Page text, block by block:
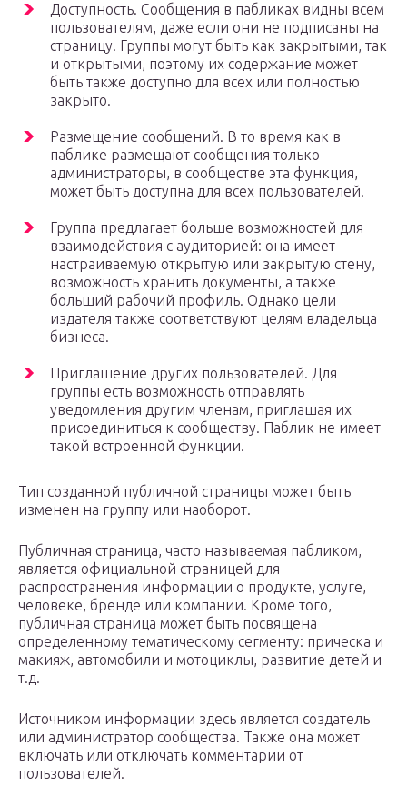
Доступность. Сообщения в пабликах видны всем
пользователям, даже если они не подписаны на
страницу. Группы могут быть как закрытыми, так
и открытыми, поэтому их содержание может
быть также доступно для всех или полностью
закрыто.
Размещение сообщений. В то время как в
паблике размещают сообщения только
администраторы, в сообществе эта функция,
может быть доступна для всех пользователей.
Группа предлагает больше возможностей для
взаимодействия с аудиторией: она имеет
настраиваемую открытую или закрытую стену,
возможность хранить документы, а также
больший рабочий профиль. Однако цели
издателя также соответствуют целям владельца
бизнеса.
Приглашение других пользователей. Для
группы есть возможность отправлять
уведомления другим членам, приглашая их
присоединиться к сообществу. Паблик не имеет
такой встроенной функции.
Тип созданной публичной страницы может быть
изменен на группу или наоборот.
Публичная страница, часто называемая пабликом,
является официальной страницей для
распространения информации о продукте, услуге,
человеке, бренде или компании. Кроме того,
публичная страница может быть посвящена
определенному тематическому сегменту: прическа и
макияж, автомобили и мотоциклы, развитие детей и
т.д.
Источником информации здесь является создатель
или администратор сообщества. Также она может
включать или отключать комментарии от
пользователей.